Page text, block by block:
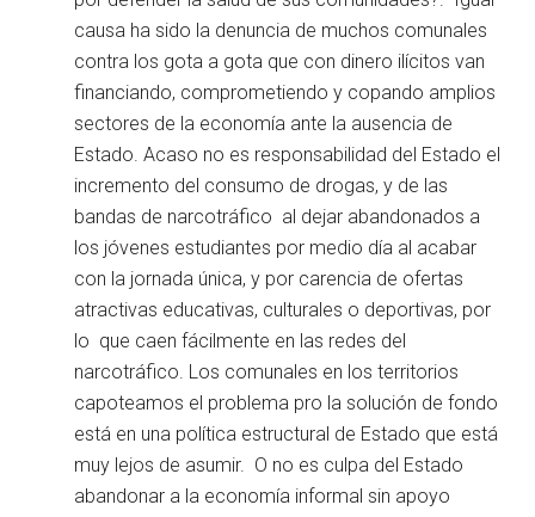
causa ha sido la denuncia de muchos comunales
contra los gota a gota que con dinero ilícitos van
financiando, comprometiendo y copando amplios
sectores de la economía ante la ausencia de
Estado. Acaso no es responsabilidad del Estado el
incremento del consumo de drogas, y de las
bandas de narcotráfico al dejar abandonados a
los jóvenes estudiantes por medio día al acabar
con la jornada única, y por carencia de ofertas
atractivas educativas, culturales o deportivas, por
lo que caen fácilmente en las redes del
narcotráfico. Los comunales en los territorios
capoteamos el problema pro la solución de fondo
está en una política estructural de Estado que está
muy lejos de asumir. O no es culpa del Estado
abandonar a la economía informal sin apoyo